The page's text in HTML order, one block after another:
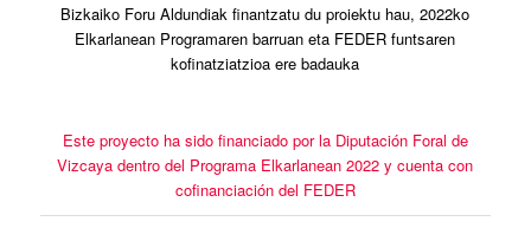
Bizkaiko Foru Aldundiak finantzatu du proiektu hau, 2022ko
Elkarlanean Programaren barruan eta FEDER funtsaren
kofinatziatzioa ere badauka
Este proyecto ha sido financiado por la Diputación Foral de
Vizcaya dentro del Programa Elkarlanean 2022 y cuenta con
cofinanciación del FEDER